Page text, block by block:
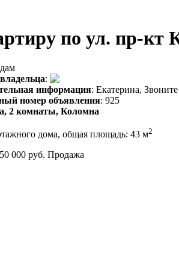
по ул. пр-кт
:
информация: Екатерина,
номер объявления: 925
2 комнаты, Коломна
дома, общая площадь: 43 м2
000 руб. Продажа